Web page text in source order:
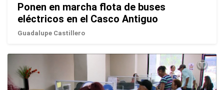
Ponen en marcha flota de buses
eléctricos en el Casco Antiguo
Guadalupe Castillero